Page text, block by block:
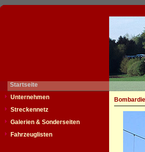
Startseite
Unternehmen
Streckennetz
Galerien & Sonderseiten
Fahrzeuglisten